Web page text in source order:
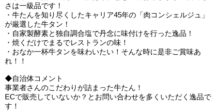
さは一級品です！
・牛たんを知り尽くしたキャリア45年の「肉コンシェルジュ」
が厳選した牛タン！
・自家製酵素と独自調合塩で丹念に味付けを行った逸品！
・焼くだけでまるでレストランの味！
・おなか一杯牛タンを味わいたい！そんな時に是非ご賞味あ
れ！！
◆自治体コメント
事業者さんのこだわりが詰まった牛たん！
ECで販売していないか？とお問い合わせを多くいただく逸品で
す！